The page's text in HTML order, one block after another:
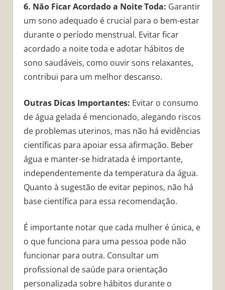
6. Não Ficar Acordado a Noite Toda: Garantir
um sono adequado é crucial para o bem-estar
durante o período menstrual. Evitar ficar
acordado a noite toda e adotar hábitos de
sono saudáveis, como ouvir sons relaxantes,
contribui para um melhor descanso.
Outras Dicas Importantes: Evitar o consumo
de água gelada é mencionado, alegando riscos
de problemas uterinos, mas não há evidências
científicas para apoiar essa afirmação. Beber
água e manter-se hidratada é importante,
independentemente da temperatura da água.
Quanto à sugestão de evitar pepinos, não há
base científica para essa recomendação.
É importante notar que cada mulher é única, e
o que funciona para uma pessoa pode não
funcionar para outra. Consultar um
profissional de saúde para orientação
personalizada sobre hábitos durante o